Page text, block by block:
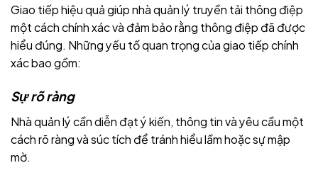
Giao tiếp hiệu quả giúp nhà quản lý truyền tải thông điệp
một cách chính xác và đảm bảo rằng thông điệp đã được
hiểu đúng. Những yếu tố quan trọng của giao tiếp chính
xác bao gồm:
Sự rõ ràng
Nhà quản lý cần diễn đạt ý kiến, thông tin và yêu cầu một
cách rõ ràng và súc tích để tránh hiểu lầm hoặc sự mập
mờ.